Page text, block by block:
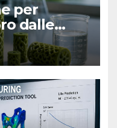
per
dalle